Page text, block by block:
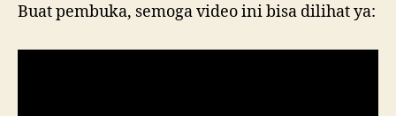
Buat pembuka, semoga video ini bisa dilihat ya: